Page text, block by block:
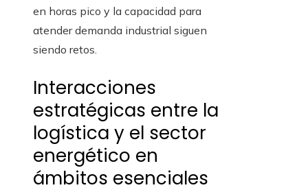
en horas pico y la capacidad para
atender demanda industrial siguen
siendo retos.
Interacciones
estratégicas entre la
logística y el sector
energético en
ámbitos esenciales